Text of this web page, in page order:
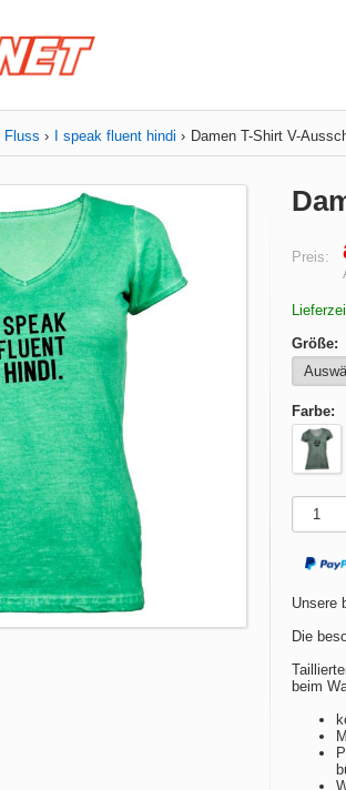
Fluss I speak fluent hindi Damen T-Shirt V-
Preis:
Größe:
Farbe:
Unsere
Die
beim